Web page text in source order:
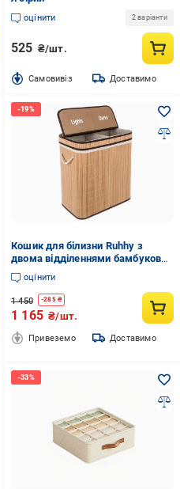
оцінити 2 варіанти
525 ₴/шт.
Cамовивіз Доставимо
Кошик для білизни Ruhhy з
двома відділеннями бамбуковий
100 л (24269)
оцінити
1 450 -285₴
1 165 ₴/шт.
Привеземо Доставимо